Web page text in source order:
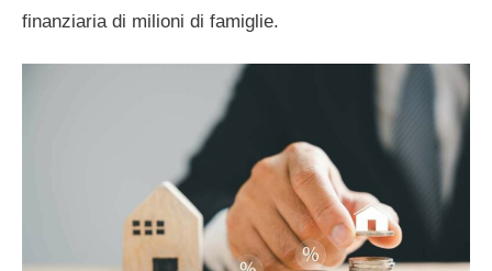
finanziaria di milioni di famiglie.